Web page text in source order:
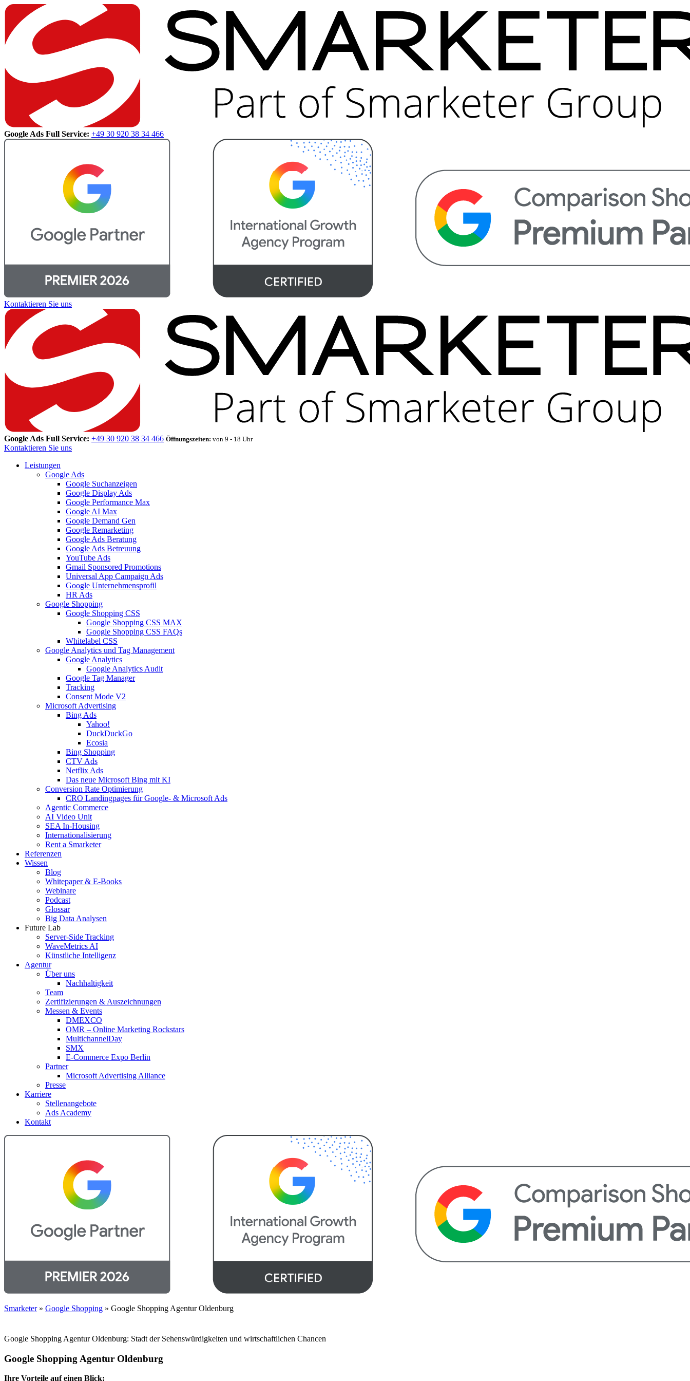
Google Ads Full Service: +49 30 920 38 34 466
Kontaktieren Sie uns
Google Ads Full Service: +49 30 920 38 34 466 Öffnungszeiten: von 9 - 18 Uhr
Kontaktieren Sie uns
Leistungen
Google Ads
Google Suchanzeigen
Google Display Ads
Google Performance Max
Google AI Max
Google Demand Gen
Google Remarketing
Google Ads Beratung
Google Ads Betreuung
YouTube Ads
Gmail Sponsored Promotions
Universal App Campaign Ads
Google Unternehmensprofil
HR Ads
Google Shopping
Google Shopping CSS
Google Shopping CSS MAX
Google Shopping CSS FAQs
Whitelabel CSS
Google Analytics und Tag Management
Google Analytics
Google Analytics Audit
Google Tag Manager
Tracking
Consent Mode V2
Microsoft Advertising
Bing Ads
Yahoo!
DuckDuckGo
Ecosia
Bing Shopping
CTV Ads
Netflix Ads
Das neue Microsoft Bing mit KI
Conversion Rate Optimierung
CRO Landingpages für Google- & Microsoft Ads
Agentic Commerce
AI Video Unit
SEA In-Housing
Internationalisierung
Rent a Smarketer
Referenzen
Wissen
Blog
Whitepaper & E-Books
Webinare
Podcast
Glossar
Big Data Analysen
Future Lab
Server-Side Tracking
WaveMetrics AI
Künstliche Intelligenz
Agentur
Über uns
Nachhaltigkeit
Team
Zertifizierungen & Auszeichnungen
Messen & Events
DMEXCO
OMR – Online Marketing Rockstars
MultichannelDay
SMX
E-Commerce Expo Berlin
Partner
Microsoft Advertising Alliance
Presse
Karriere
Stellenangebote
Ads Academy
Kontakt
Smarketer» Google Shopping » Google Shopping Agentur Oldenburg
Google Shopping Agentur Oldenburg: Stadt der Sehenswürdigkeiten und wirtschaftlichen Chancen
Google Shopping Agentur Oldenburg
Ihre Vorteile auf einen Blick: